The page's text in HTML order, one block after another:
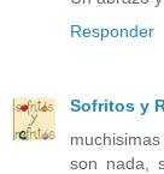
Responder
Sofritos y
son nada,